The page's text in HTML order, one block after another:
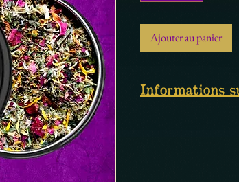
Ajouter au panier
Informations